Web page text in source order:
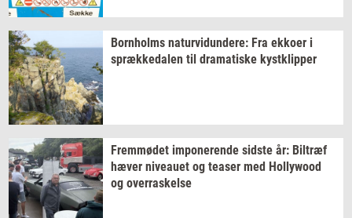
Born­holms na­tur­vi­dun­de­re: Fra ek­ko­er i
spræk­ke­da­len til dra­ma­ti­ske kyst­klip­per
Frem­mø­det im­po­ne­ren­de sid­ste år: Bil­træf
hæver ni­veau­et og tea­ser med Hol­lywood
og over­ra­skel­se